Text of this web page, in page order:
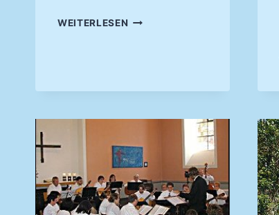
WEITERLESEN KLÄNGE
IRCHENKONZERT 2